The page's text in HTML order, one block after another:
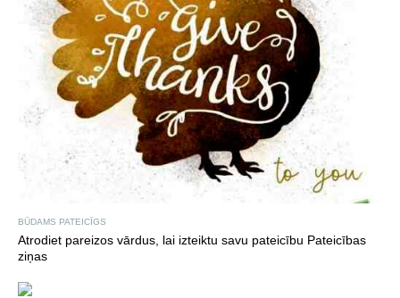
BŪDAMS PATEICĪGS
Atrodiet pareizos vārdus, lai izteiktu savu pateicību Pateicības
ziņas